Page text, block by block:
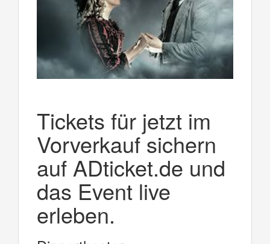
Tickets für jetzt im
Vorverkauf sichern
auf ADticket.de und
das Event live
erleben.